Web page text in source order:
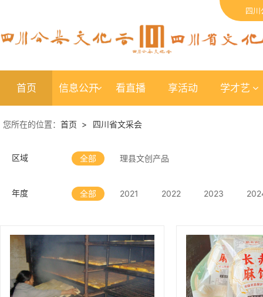
四
首页 信息公开 看直播 享活动 学才艺
您所在的位置： 首页 > 四川省文采会
区域 全部 理县文创产品
年度 全部 2021 2022 2023